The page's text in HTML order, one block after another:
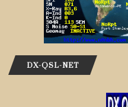
DX-QSL-NET